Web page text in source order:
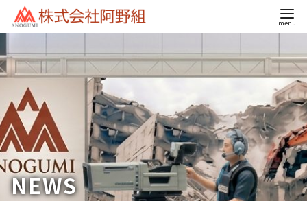
ン
テ
ツ
へ
移
動NEWS